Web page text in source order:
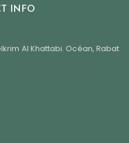
INFO
Al Khattabi. Océan, Rabat